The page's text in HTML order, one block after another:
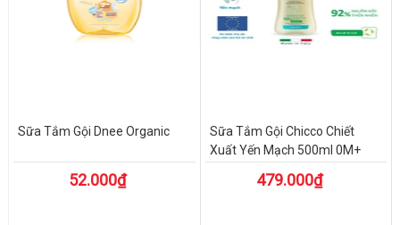
Sữa Tắm Gội Dnee Organic
52.000₫
Sữa Tắm Gội Chicco Chiết
Xuất Yến Mạch 500ml 0M+
479.000₫